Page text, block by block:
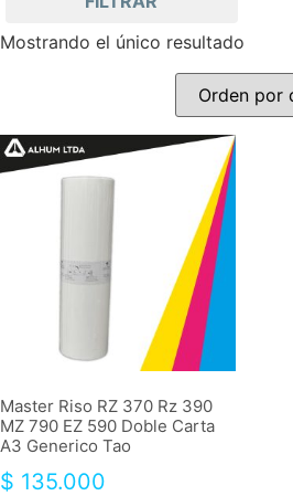
Mostrando el único resultado
Master Riso RZ 370 Rz 390
MZ 790 EZ 590 Doble Carta
A3 Generico Tao
$ 135.000